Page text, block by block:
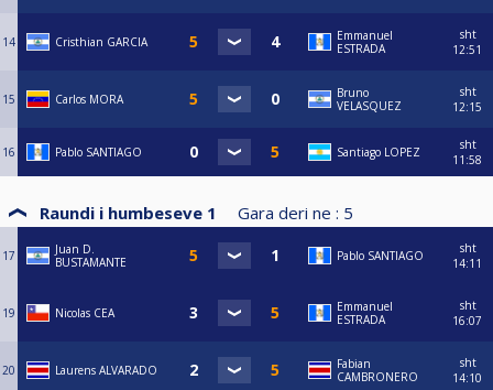
14 Cristhian GARCIA
Emmanuel
ESTRADA
sht
12:51
15 Carlos MORA
Bruno
VELASQUEZ
sht
12:15
16 Pablo SANTIAGO Santiago LOPEZ
sht
11:58
Raundi i humbeseve 1 Gara deri ne : 5
17
Juan D.
BUSTAMANTE
Pablo SANTIAGO
sht
14:11
19 Nicolas CEA
Emmanuel
ESTRADA
sht
16:07
20 Laurens ALVARADO
Fabian
CAMBRONERO
sht
14:10